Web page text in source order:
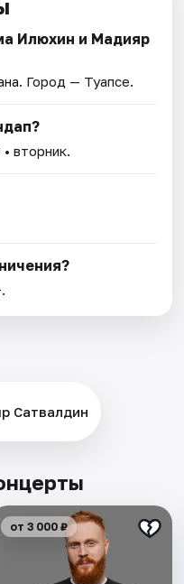
Илюхин и Мадияр
. Город — Туапсе.
• вторник.
Сатвалдин
от 3 000 ₽